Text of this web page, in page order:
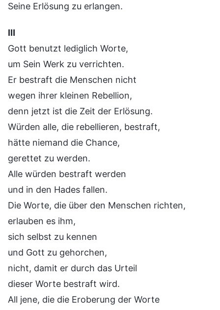
Seine Erlösung zu erlangen.
Ⅲ
Gott benutzt lediglich Worte,
um Sein Werk zu verrichten.
Er bestraft die Menschen nicht
wegen ihrer kleinen Rebellion,
denn jetzt ist die Zeit der Erlösung.
Würden alle, die rebellieren, bestraft,
hätte niemand die Chance,
gerettet zu werden.
Alle würden bestraft werden
und in den Hades fallen.
Die Worte, die über den Menschen richten,
erlauben es ihm,
sich selbst zu kennen
und Gott zu gehorchen,
nicht, damit er durch das Urteil
dieser Worte bestraft wird.
All jene, die die Eroberung der Worte